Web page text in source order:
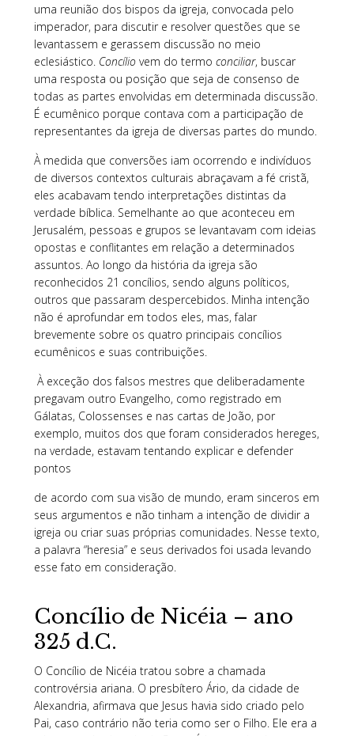
uma reunião dos bispos da igreja, convocada pelo
imperador, para discutir e resolver questões que se
levantassem e gerassem discussão no meio
eclesiástico. Concíliovem do termo conciliar, buscar
uma resposta ou posição que seja de consenso de
todas as partes envolvidas em determinada discussão.
É ecumênico porque contava com a participação de
representantes da igreja de diversas partes do mundo.
À medida que conversões iam ocorrendo e indivíduos
de diversos contextos culturais abraçavam a fé cristã,
eles acabavam tendo interpretações distintas da
verdade bíblica. Semelhante ao que aconteceu em
Jerusalém, pessoas e grupos se levantavam com ideias
opostas e conflitantes em relação a determinados
assuntos. Ao longo da história da igreja são
reconhecidos 21 concílios, sendo alguns políticos,
outros que passaram despercebidos. Minha intenção
não é aprofundar em todos eles, mas, falar
brevemente sobre os quatro principais concílios
ecumênicos e suas contribuições.
À exceção dos falsos mestres que deliberadamente
pregavam outro Evangelho, como registrado em
Gálatas, Colossenses e nas cartas de João, por
exemplo, muitos dos que foram considerados hereges,
na verdade, estavam tentando explicar e defender
pontos
de acordo com sua visão de mundo, eram sinceros em
seus argumentos e não tinham a intenção de dividir a
igreja ou criar suas próprias comunidades. Nesse texto,
a palavra “heresia” e seus derivados foi usada levando
esse fato em consideração.
Concílio de Nicéia – ano
325 d.C.
O Concílio de Nicéia tratou sobre a chamada
controvérsia ariana. O presbítero Ário, da cidade de
Alexandria, afirmava que Jesus havia sido criado pelo
Pai, caso contrário não teria como ser o Filho. Ele era a